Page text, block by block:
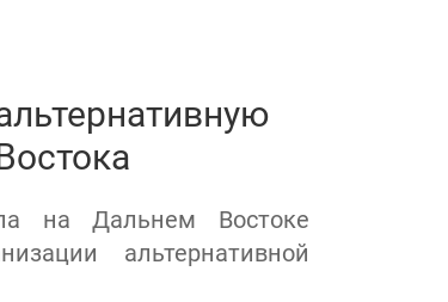
на Дальнем Востоке
альтернативной